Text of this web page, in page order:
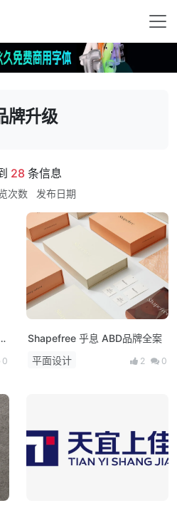
牌升级
28 条信息
次数 发布日期
0
Shapefree 乎息 ABD品牌全案
平面设计
2 0